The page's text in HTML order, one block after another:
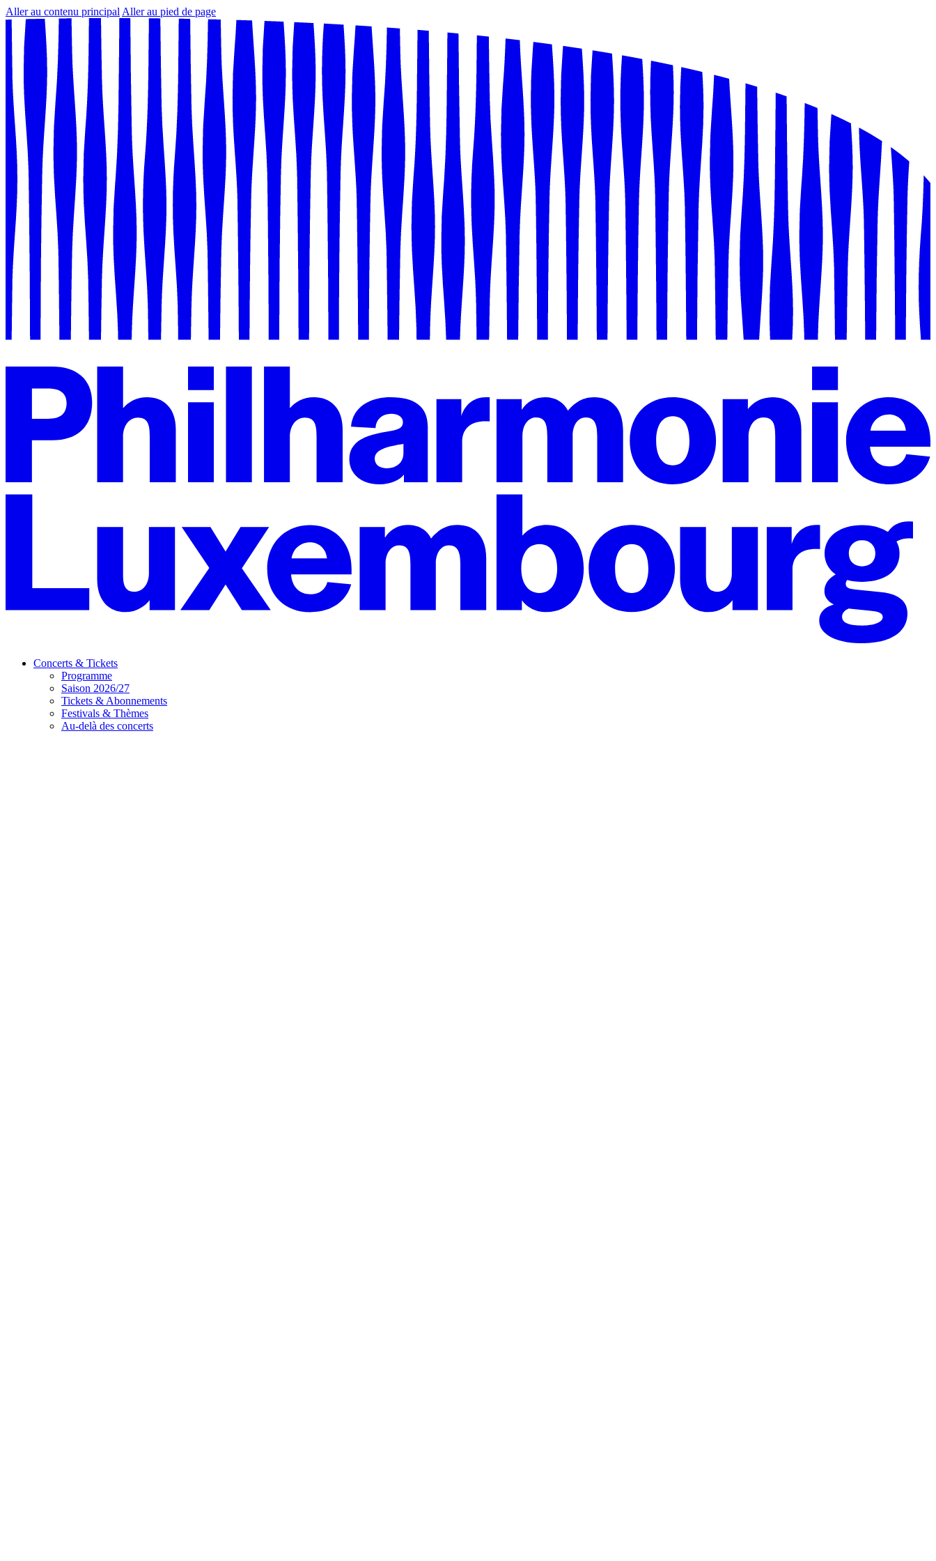
Aller au contenu principal Aller au pied de page
Concerts & Tickets
Programme
Saison 2026/27
Tickets & Abonnements
Festivals & Thèmes
Au-delà des concerts